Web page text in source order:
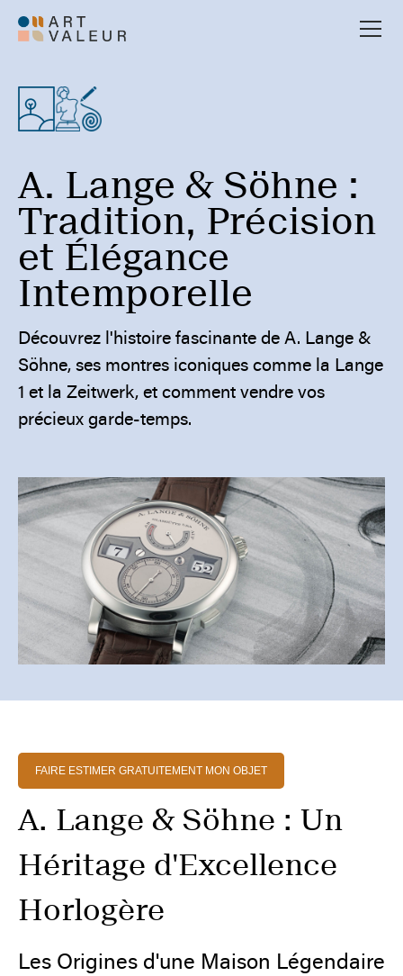
A. Lange & Söhne :
Tradition, Précision
et Élégance
Intemporelle
Découvrez l'histoire fascinante de A. Lange &
Söhne, ses montres iconiques comme la Lange
1 et la Zeitwerk, et comment vendre vos
précieux garde-temps.
FAIRE ESTIMER GRATUITEMENT MON OBJET
A. Lange & Söhne : Un
Héritage d'Excellence
Horlogère
Les Origines d'une Maison Légendaire